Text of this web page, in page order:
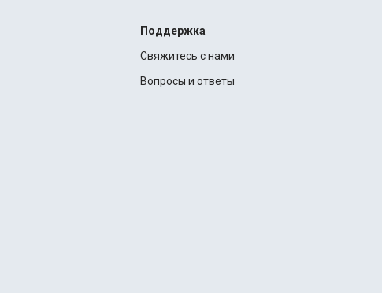
Поддержка
Свяжитесь с нами
Вопросы и ответы